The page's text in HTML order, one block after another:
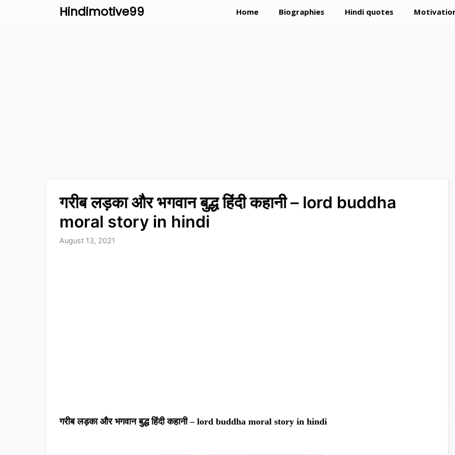
Hindimotive99 Home Biographies Hindi quotes
गरीब लड़का और भगवान बुद्ध हिंदी कहानी – lord buddha
moral story in hindi
August 13, 2021
गरीब लड़का और भगवान बुद्ध हिंदी कहानी – lord buddha moral story in hindi